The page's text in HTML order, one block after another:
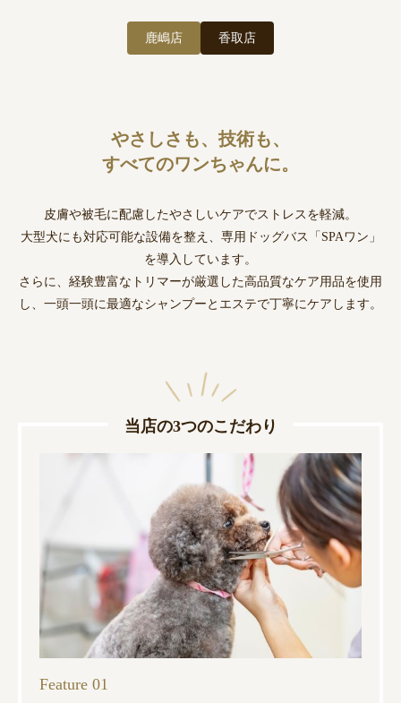
鹿嶋店 香取店
やさしさも、技術も、
すべてのワンちゃんに。
皮膚や被毛に配慮したやさしいケアでストレスを軽減。
大型犬にも対応可能な設備を整え、専用ドッグバス「SPAワン」
を導入しています。
さらに、経験豊富なトリマーが厳選した高品質なケア用品を使用
し、一頭一頭に最適なシャンプーとエステで丁寧にケアします。
当店の3つのこだわり
Feature 01